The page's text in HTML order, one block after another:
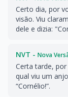
Certo dia, por
visão. Viu
dele e dizia:
NVT - Nova
Certa tarde,
qual viu um
“Cornélio!”.